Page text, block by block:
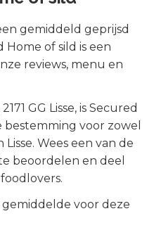
gemiddeld geprijsd
Home of sild is een
reviews, menu en
2171 GG Lisse, is Secured
voor zowel
Lisse. Wees een van de
beoordelen en deel
voor deze